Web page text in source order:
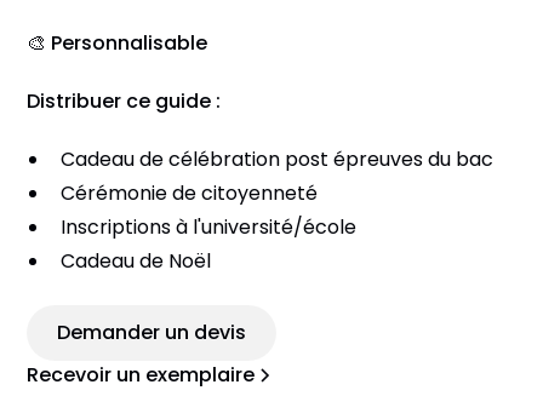
🎨 Personnalisable
Distribuer ce guide :
Cadeau de célébration post épreuves du bac
Cérémonie de citoyenneté
Inscriptions à l'université/école
Cadeau de Noël
Demander un devis
Recevoir un exemplaire